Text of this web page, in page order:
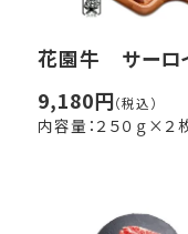
花園牛 サーロ
9,180円（税込）
内容量：２５０ｇ×２